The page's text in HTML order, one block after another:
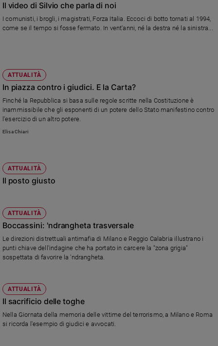
Il video di Silvio che parla di noi
I comunisti, i brogli, i magistrati, Forza Italia. Eccoci di botto tornati al 1994,
come se il tempo si fosse fermato. In vent'anni, né la destra né la sinistra...
ATTUALITÀ
In piazza contro i giudici. E la Carta?
Finché la Repubblica si basa sulle regole scritte nella Costituzione è
inammissibile che gli esponenti di un potere dello Stato manifestino contro
l'esercizio di un altro potere.
Elisa Chiari
ATTUALITÀ
Il posto giusto
ATTUALITÀ
Boccassini: 'ndrangheta trasversale
Le direzioni distrettuali antimafia di Milano e Reggio Calabria illustrano i
punti chiave dell'indagine che ha portato in carcere la "zona grigia"
sospettata di favorire la 'ndrangheta.
ATTUALITÀ
Il sacrificio delle toghe
Nella Giornata della memoria delle vittime del terrorismo, a Milano e Roma
si ricorda l'esempio di giudici e avvocati.